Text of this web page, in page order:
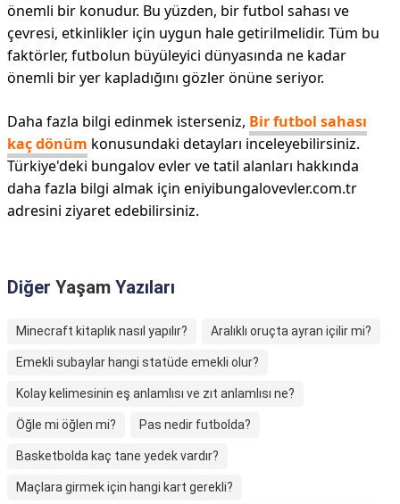
önemli bir konudur. Bu yüzden, bir futbol sahası ve
çevresi, etkinlikler için uygun hale getirilmelidir. Tüm bu
faktörler, futbolun büyüleyici dünyasında ne kadar
önemli bir yer kapladığını gözler önüne seriyor.
Daha fazla bilgi edinmek isterseniz, Bir futbol sahası
kaç dönüm konusundaki detayları inceleyebilirsiniz.
Türkiye'deki bungalov evler ve tatil alanları hakkında
daha fazla bilgi almak için eniyibungalovevler.com.tr
adresini ziyaret edebilirsiniz.
Diğer Yaşam Yazıları
Minecraft kitaplık nasıl yapılır? Aralıklı oruçta ayran içilir mi?
Emekli subaylar hangi statüde emekli olur?
Kolay kelimesinin eş anlamlısı ve zıt anlamlısı ne?
Öğle mi öğlen mi? Pas nedir futbolda?
Basketbolda kaç tane yedek vardır?
Maçlara girmek için hangi kart gerekli?